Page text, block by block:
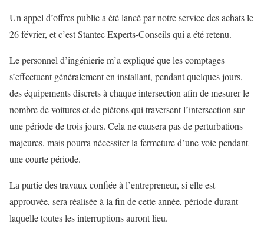
Un appel d’offres public a été lancé par notre service des achats le
26 février, et c’est Stantec Experts-Conseils qui a été retenu.
Le personnel d’ingénierie m’a expliqué que les comptages
s’effectuent généralement en installant, pendant quelques jours,
des équipements discrets à chaque intersection afin de mesurer le
nombre de voitures et de piétons qui traversent l’intersection sur
une période de trois jours. Cela ne causera pas de perturbations
majeures, mais pourra nécessiter la fermeture d’une voie pendant
une courte période.
La partie des travaux confiée à l’entrepreneur, si elle est
approuvée, sera réalisée à la fin de cette année, période durant
laquelle toutes les interruptions auront lieu.